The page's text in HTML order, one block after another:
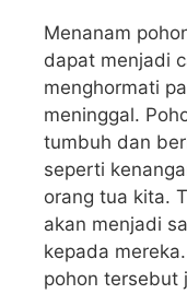
Menanam
dapat menjadi
menghormati
meninggal.
tumbuh dan
seperti
orang tua kita.
akan menjadi
kepada
pohon tersebut